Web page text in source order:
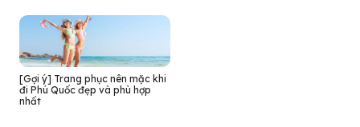
[Gợi ý] Trang phục nên mặc khi
đi Phú Quốc đẹp và phù hợp
nhất